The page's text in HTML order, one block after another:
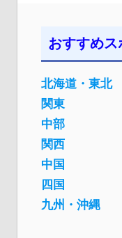
おすすめ
北海道・東北
関東
中部
関西
中国
四国
九州・沖縄